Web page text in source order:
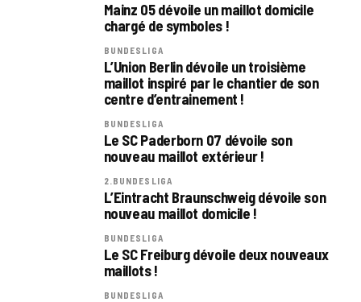
Mainz 05 dévoile un maillot domicile
chargé de symboles !
BUNDESLIGA
L’Union Berlin dévoile un troisième
maillot inspiré par le chantier de son
centre d’entrainement !
BUNDESLIGA
Le SC Paderborn 07 dévoile son
nouveau maillot extérieur !
2.BUNDESLIGA
L’Eintracht Braunschweig dévoile son
nouveau maillot domicile !
BUNDESLIGA
Le SC Freiburg dévoile deux nouveaux
maillots !
BUNDESLIGA